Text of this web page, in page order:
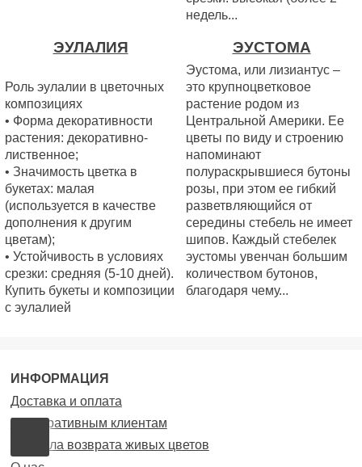
недель...
ЭУЛАЛИЯ
Роль эулалии в цветочных
композициях
• Форма декоративности
растения: декоративно-
лиственное;
• Значимость цветка в
букетах: малая
(используется в качестве
дополнения к другим
цветам);
• Устойчивость в условиях
срезки: средняя (5-10 дней).
Купить букеты и композиции
с эулалией
ЭУСТОМА
Эустома, или лизиантус –
это крупноцветковое
растение родом из
Центральной Америки. Ее
цветы по виду и строению
напоминают
полураскрывшиеся бутоны
розы, при этом ее гибкий
разветвляющийся от
середины стебель не имеет
шипов. Каждый стебелек
эустомы увенчан большим
количеством бутонов,
благодаря чему...
ИНФОРМАЦИЯ
Доставка и оплата
Корпоративным клиентам
Правила возврата живых цветов